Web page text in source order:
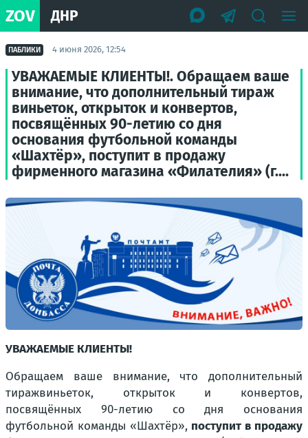
ZOV ДНР
ПАБЛИКИ 4 июня 2026, 12:54
УВАЖАЕМЫЕ КЛИЕНТЫ!. Обращаем ваше
внимание, что дополнительный тираж
виньеток, открыток и конвертов,
посвящённых 90-летию со дня
основания футбольной команды
«Шахтёр», поступит в продажу
фирменного магазина «Филателия» (г....
УВАЖАЕМЫЕ КЛИЕНТЫ!
Обращаем ваше внимание, что дополнительный
тиражвиньеток, открыток и конвертов,
посвящённых 90-летию со дня основания
футбольной команды «Шахтёр», поступит в продажу